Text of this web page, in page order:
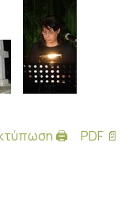
🖨 PDF 📄